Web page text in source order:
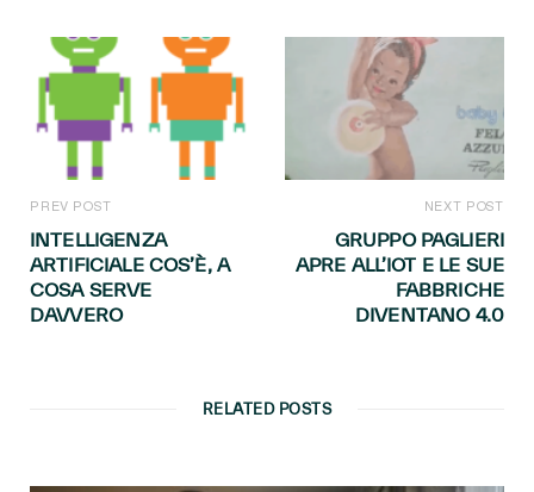
PREV POST
INTELLIGENZA
ARTIFICIALE COS’È, A
COSA SERVE
DAVVERO
NEXT POST
GRUPPO PAGLIERI
APRE ALL’IOT E LE SUE
FABBRICHE
DIVENTANO 4.0
RELATED POSTS